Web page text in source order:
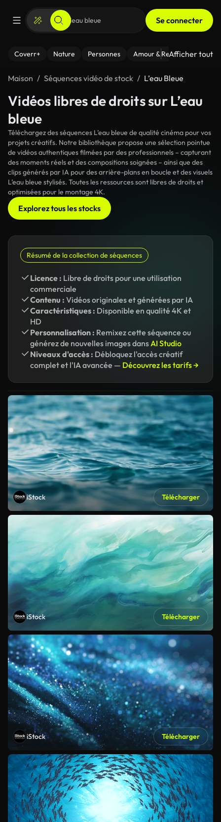
Se connecter
Coverr+ Nature Personnes Amour & Relations Le
Afficher tout
Maison Séquences vidéo de stock L’eau Bleue
Vidéos libres de droits sur L’eau
bleue
Téléchargez des séquences L’eau bleue de qualité cinéma pour vos
projets créatifs. Notre bibliothèque propose une sélection pointue
de vidéos authentiques filmées par des professionnels – capturant
des moments réels et des compositions soignées – ainsi que des
clips générés par IA pour des arrière-plans en boucle et des visuels
L’eau bleue stylisés. Toutes les ressources sont libres de droits et
optimisées pour le montage 4K.
Explorez tous les stocks
Résumé de la collection de séquences
Licence : Libre de droits pour une utilisation
commerciale
Contenu : Vidéos originales et générées par IA
Caractéristiques : Disponible en qualité 4K et
HD
Personnalisation : Remixez cette séquence ou
générez de nouvelles images dansAI Studio
Niveaux d'accès : Débloquez l'accès créatif
complet et l'IA avancée — Découvrez les tarifs →
iStock Télécharger
iStock Télécharger
iStock Télécharger